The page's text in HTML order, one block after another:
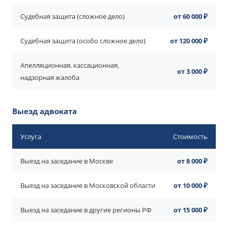
Судебная защита (сложное дело) от 60 000 ₽
Судебная защита (особо сложное дело) от 120 000 ₽
Апелляционная, кассационная,
надзорная жалоба
от 3 000 ₽
Выезд адвоката
Услуга Стоимость
Выезд на заседание в Москве от 8 000 ₽
Выезд на заседание в Московской области от 10 000 ₽
Выезд на заседание в другие регионы РФ от 15 000 ₽